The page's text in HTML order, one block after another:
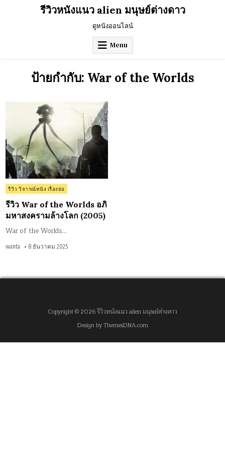
รีวิวหนังแนว alien มนุษย์ต่างดาว
ดูหนังออนไลน์
Menu
ป้ายกำกับ: War of the Worlds
0 Commenton
รีวิว
War
of
the
Worlds
อภิ
โลก
(2005)
Posted
in
รีวิว วิจารณ์หนัง เรื่องย่อ
รีวิว War of the Worlds อภิ
มหาสงครามล้างโลก (2005)
War of the Worlds…
wanta 8 ธันวาคม 2025
Copyright © 2026 รีวิวหนังแนว alien มนุษย์ต่างดาว
Design by ThemesDNA.com